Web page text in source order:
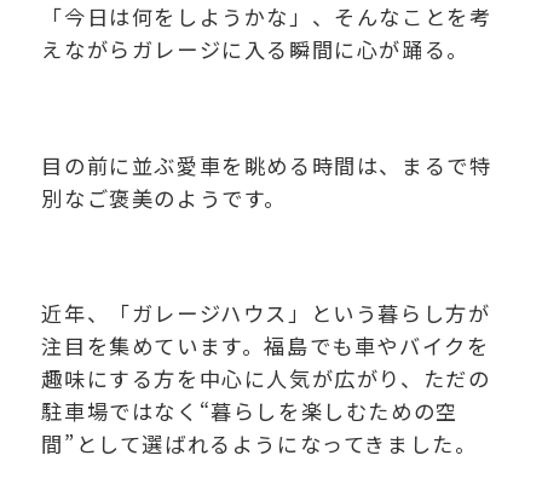
「今日は何をしようかな」、そんなことを考
えながらガレージに入る瞬間に心が踊る。
目の前に並ぶ愛車を眺める時間は、まるで特
別なご褒美のようです。
近年、「ガレージハウス」という暮らし方が
注目を集めています。福島でも車やバイクを
趣味にする方を中心に人気が広がり、ただの
駐車場ではなく“暮らしを楽しむための空
間”として選ばれるようになってきました。